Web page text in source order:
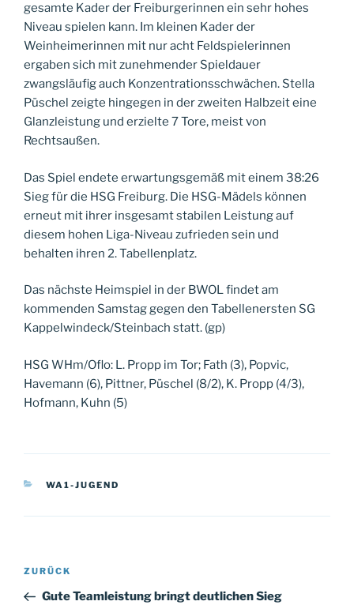
gesamte Kader der Freiburgerinnen ein sehr hohes
Niveau spielen kann. Im kleinen Kader der
Weinheimerinnen mit nur acht Feldspielerinnen
ergaben sich mit zunehmender Spieldauer
zwangsläufig auch Konzentrationsschwächen. Stella
Püschel zeigte hingegen in der zweiten Halbzeit eine
Glanzleistung und erzielte 7 Tore, meist von
Rechtsaußen.
Das Spiel endete erwartungsgemäß mit einem 38:26
Sieg für die HSG Freiburg. Die HSG-Mädels können
erneut mit ihrer insgesamt stabilen Leistung auf
diesem hohen Liga-Niveau zufrieden sein und
behalten ihren 2. Tabellenplatz.
Das nächste Heimspiel in der BWOL findet am
kommenden Samstag gegen den Tabellenersten SG
Kappelwindeck/Steinbach statt. (gp)
HSG WHm/Oflo: L. Propp im Tor; Fath (3), Popvic,
Havemann (6), Pittner, Püschel (8/2), K. Propp (4/3),
Hofmann, Kuhn (5)
KATEGORIEN
WA1-JUGEND
Beitragsnavigation
Vorheriger
Beitrag
ZURÜCK
Gute Teamleistung bringt deutlichen Sieg